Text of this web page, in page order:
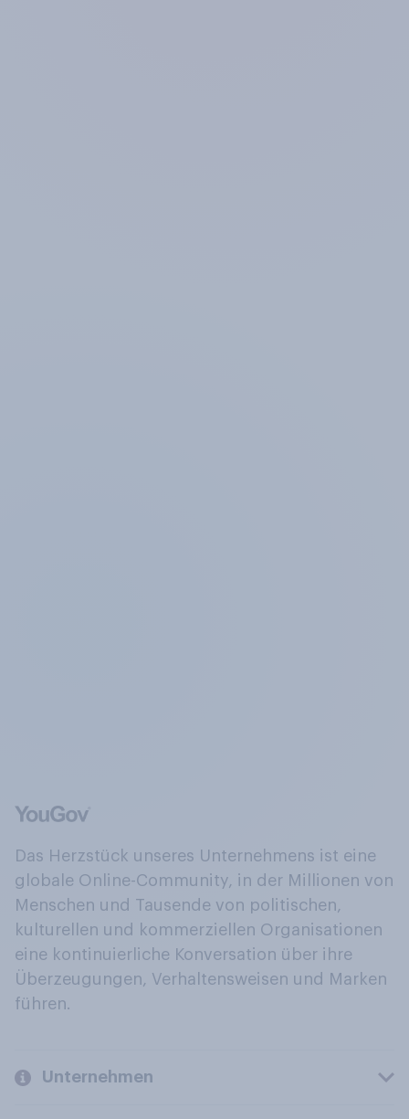
Das Herzstück unseres Unternehmens ist eine
globale Online-Community, in der Millionen von
Menschen und Tausende von politischen,
kulturellen und kommerziellen Organisationen
eine kontinuierliche Konversation über ihre
Überzeugungen, Verhaltensweisen und Marken
führen.
Unternehmen